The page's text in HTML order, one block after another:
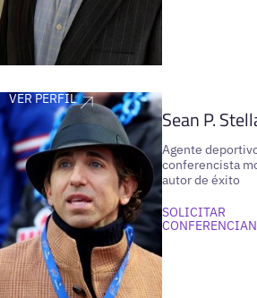
VER PERFIL
Sean P.
Agente
conferencista
autor de éxito
SOLICITAR